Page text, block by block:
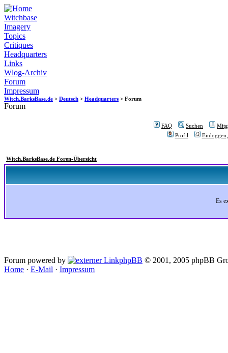
Witchbase
Imagery
Topics
Critiques
Headquarters
Links
Wlog-Archiv
Forum
Impressum
Witch.BarksBase.de > Deutsch > Headquarters > Forum
Forum
FAQ Suchen
Profil
Witch.BarksBase.de Foren-Übersicht
Es
Forum powered by phpBB © 2001, 2005 phpBB
Home · E-Mail · Impressum